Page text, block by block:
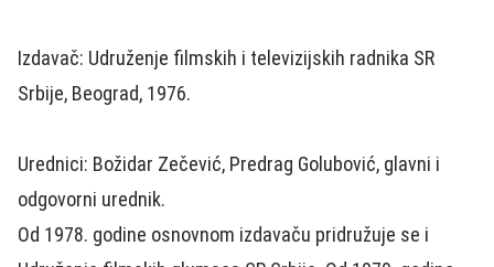
Izdavač: Udruženje filmskih i televizijskih radnika SR
Srbije, Beograd, 1976.
Urednici: Božidar Zečević, Predrag Golubović, glavni i
odgovorni urednik.
Od 1978. godine osnovnom izdavaču pridružuje se i